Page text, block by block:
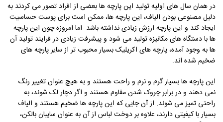
در همان سال های اولیه تولید این پارچه ها بعضی از افراد تصور می کردند به
دلیل مصنوعی بودن الیاف، این پارچه ها، ممکن است برای پوست حساسیت
ایجاد کند و این پارچه ارزش زیادی نداشته باشد. اما امروزه چون این پارچه
ها با دستگاه های مکانیزه تولید می شود و پیشرفت زیادی در فرایند تولید آن
ها به وجود آمده، پارچه های اکریلیک بسیار محبوب تر از سایر پارچه های
ضخیم شده اند.
این پارچه ها بسیار گرم و نرم و راحت هستند و به هیچ عنوان تغییر رنگ
نمی دهند و در برابر چروک شدن مقاوم هستند و اگر دچار لک شوند، به
راحتی تمیز می شوند. از آن جایی که این پارچه ها ضخیم هستند و الیاف
بسیار با کیفیتی دارند، علاوه بر دوخت لباس از آن به عنوان سایبان بالکن،